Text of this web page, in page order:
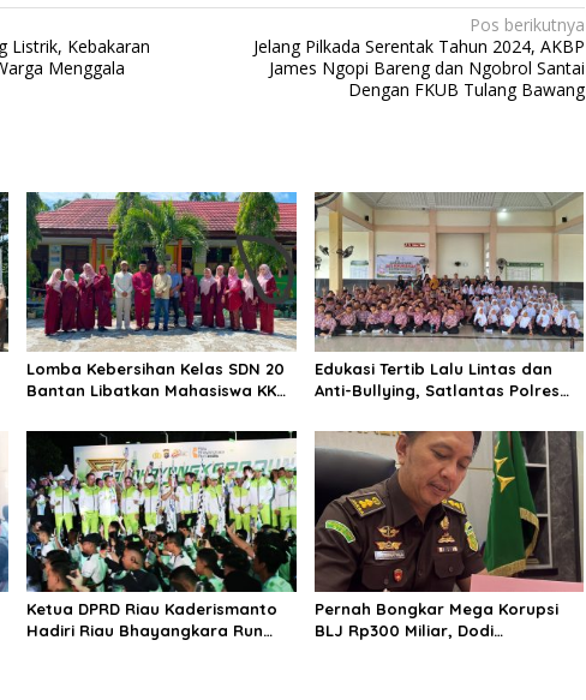
Listrik, Kebakaran
Menggala
Pos berikutnya
Jelang Pilkada Serentak Tahun 2024, AKBP
James Ngopi Bareng dan Ngobrol Santai
Dengan FKUB Tulang Bawang
Lomba Kebersihan Kelas SDN 20
Bantan Libatkan Mahasiswa KKM
Edukasi Tertib Lalu Lintas dan
Anti-Bullying, Satlantas Polres
Anak” di SD IT Al-Fatih Duri
Ketua DPRD Riau Kaderismanto
Hadiri Riau Bhayangkara Run
Pernah Bongkar Mega Korupsi
BLJ Rp300 Miliar, Dodi